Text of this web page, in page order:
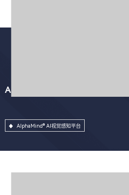
AlphaMind® AI视觉感知平台
AlphaMind® AI视觉感知平台